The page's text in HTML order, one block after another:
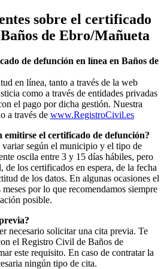
sobre el certificado
Baños de Ebro/Mañueta
de defunción en línea en Baños de
en línea, tanto a través de la web
como a través de entidades privadas
el pago por dicha gestión. Nuestra
a través de www.RegistroCivil.es
el certificado de defunción?
variar según el municipio y el tipo de
oscila entre 3 y 15 días hábiles, pero
los certificados en espera, de la fecha
de los datos. En algunas ocasiones el
por lo que recomendamos siempre
posible.
necesario solicitar una cita previa. Te
el Registro Civil de Baños de
este requisito. En caso de contratar la
ningún tipo de cita.